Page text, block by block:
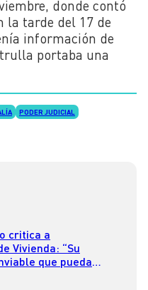
donde contó
la tarde del 17 de
información de
portaba una
PODER JUDICIAL
critica a
Vivienda: “Su
que pueda